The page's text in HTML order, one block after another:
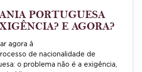
PORTUGUESA
E AGORA?
agora â
de nacionalidade de
o problema não é a exigência,